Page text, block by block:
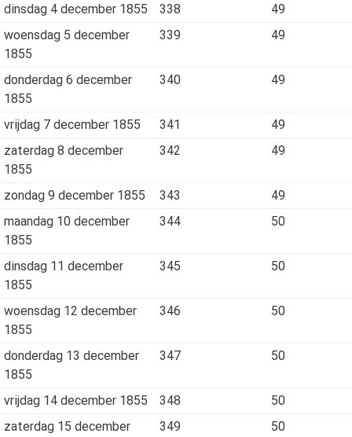
dinsdag 4 december 1855 338
49
woensdag 5 december
1855
339 49
donderdag 6 december
1855
340 49
vrijdag 7 december 1855 341
49
zaterdag 8 december
1855
342 49
zondag 9 december 1855 343
49
maandag 10 december
1855
344 50
dinsdag 11 december
1855
345 50
woensdag 12 december
1855
346 50
donderdag 13 december
1855
347 50
vrijdag 14 december 1855 348
50
zaterdag 15 december
349 50